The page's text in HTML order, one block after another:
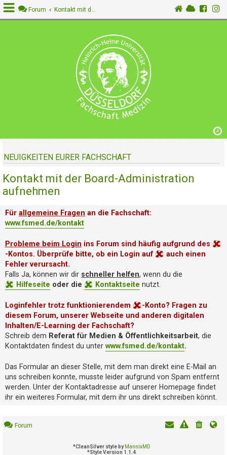
R
g
i
t
r
i
r
e
n
R
O
B
L
E
E
B
E
I
M
O
G
Forum Kontakt mit der Board-Administration aufnehmen
NEUIGKEITEN EURER FACHSCHAFT
Kontakt mit der Board-Administration
aufnehmen
Für allgemeine Fragen an die Fachschaft:
www.fsmed.de/kontakt
Probleme beim Login ins Forum sind häufig aufgrund des
-Kontos. Überprüfe bitte, ob ein Login auf
auch einen
Fehler verursacht.
Falls Ja, können wir dir schneller helfen, wenn du die
Hilfeseite oder die Kontaktseite nutzt.
Loginfehler trotz funktionierendem
-Konto? Fragen zu
diesem Forum, unserer Webseite und anderen digitalen
Inhalten/E-Learning der Fachschaft?
Schreib dem Referat für Medien & Öffentlichkeitsarbeit, die
Kontaktdaten findest du unter www.fsmed.de/kontakt.
Das Formular an dieser Stelle, mit dem man direkt eine E-Mail an
uns schreiben konnte, musste leider aufgrund von Spam entfernt
werden. Unter der Kontaktadresse auf unserer Homepage findet
ihr ein weiteres Formular, mit dem ihr uns direkt schreiben könnt.
Forum
*CleanSilver style by MannixMD
*Style Version 1.1.4